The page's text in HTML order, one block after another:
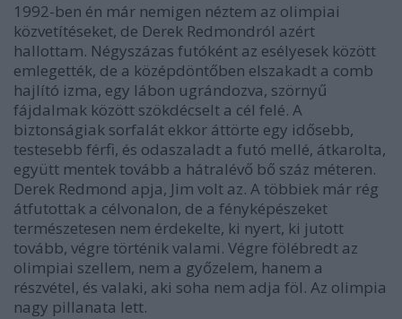
1992-ben én már nemigen néztem az olimpiai
közvetítéseket, de Derek Redmondról azért
hallottam. Négyszázas futóként az esélyesek között
emlegették, de a középdöntőben elszakadt a comb
hajlító izma, egy lábon ugrándozva, szörnyű
fájdalmak között szökdécselt a cél felé. A
biztonságiak sorfalát ekkor áttörte egy idősebb,
testesebb férfi, és odaszaladt a futó mellé, átkarolta,
együtt mentek tovább a hátralévő bő száz méteren.
Derek Redmond apja, Jim volt az. A többiek már rég
átfutottak a célvonalon, de a fényképészeket
természetesen nem érdekelte, ki nyert, ki jutott
tovább, végre történik valami. Végre fölébredt az
olimpiai szellem, nem a győzelem, hanem a
részvétel, és valaki, aki soha nem adja föl. Az olimpia
nagy pillanata lett.